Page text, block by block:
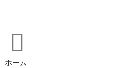
ホーム